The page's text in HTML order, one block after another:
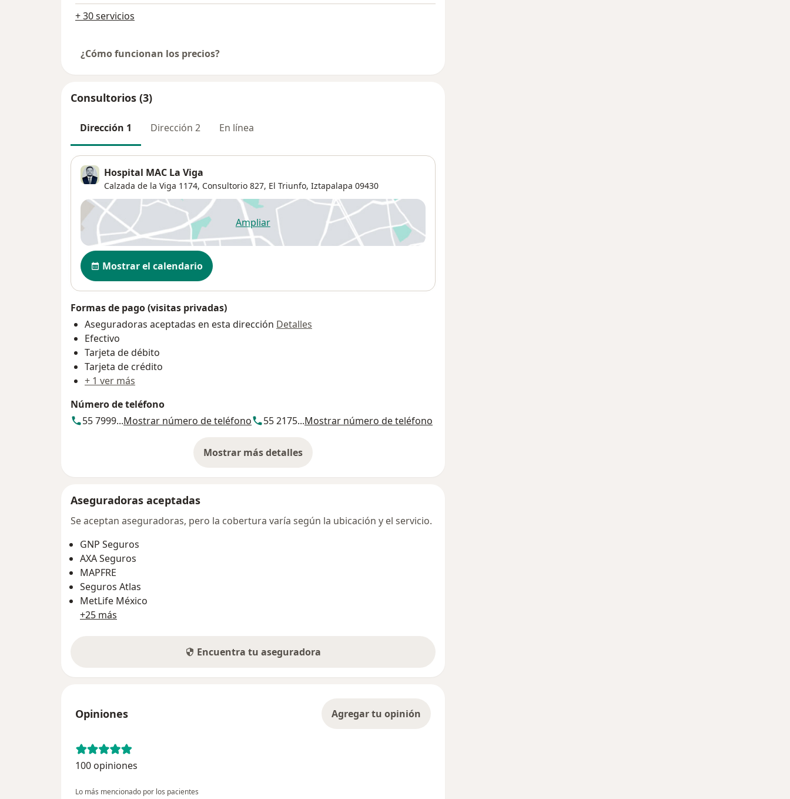
+ 30 servicios
¿Cómo funcionan los precios?
Consultorios (3)
Dirección 1 Dirección 2 En línea
Hospital MAC La Viga
Calzada de la Viga 1174, Consultorio 827, El Triunfo, Iztapalapa 09430
Ampliarse abre en una nueva pestaña
Disponibilidad
Mostrar el calendario
Formas de pago (visitas privadas)
Aseguradoras aceptadas en esta dirección Detalles
Efectivo
Tarjeta de débito
Tarjeta de crédito
+ 1 ver más
Número de teléfono
55 7999...Mostrar número de teléfono 55 2175...Mostrar número de teléfono
Mostrar más detalles
sobre la dirección
Aseguradoras aceptadas
Se aceptan aseguradoras, pero la cobertura varía según la ubicación y el servicio.
GNP Seguros
AXA Seguros
MAPFRE
Seguros Atlas
MetLife México
+25 más
Encuentra tu aseguradora
Opiniones Agregar tu opinión
100 opiniones
Lo más mencionado por los pacientes